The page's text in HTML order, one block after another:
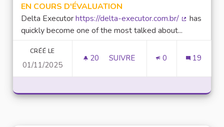
EN COURS D'ÉVALUATION
Delta Executorhttps://delta-executor.com.br/
has
quickly become one of the most talked about...
CRÉÉ LE
01/11/2025
20 20 ABONNÉS
SUIVRE 0 19